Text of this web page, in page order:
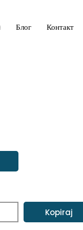
Блог Контакт
Kopiraj